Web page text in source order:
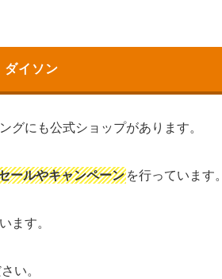
ダイソン
グにも公式ショップがあります。
ールやキャンペーン を行っています。
ます。
い。